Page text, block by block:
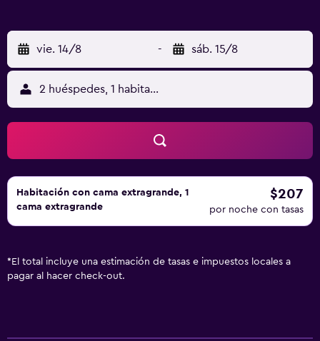
secador de pelo y cortinas opacas. Se ofrece servicio de
descubierta nocturno y servicio de limpieza todos los
días. Es posible solicitar masajes en la habitación. Los
servicios de ocio y esparcimiento en este hotel incluyen
una piscina al aire libre y bicicletas gratuitas.
vie. 14/8 - sáb. 15/8
2 huéspedes, 1 habitación
Habitación con cama extragrande, 1
cama extragrande
$207
por noche con tasas
* El total incluye una estimación de tasas e impuestos locales a
pagar al hacer check-out.